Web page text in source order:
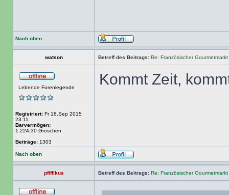
Nach oben
watson Betreff des Beitrags: Re: Französischer Gourmetmarkt
Lebende Forenlegende
Registriert: Fr 18.Sep 2015
23:11
Barvermögen:
1.224,30 Groschen
Beiträge: 1303
Kommt Zeit,
Nach oben
pfiffikus Betreff des Beitrags: Re: Französischer Gourmetmarkt